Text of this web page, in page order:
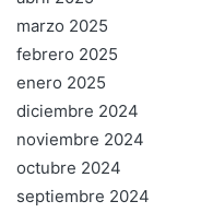
marzo 2025
febrero 2025
enero 2025
diciembre 2024
noviembre 2024
octubre 2024
septiembre 2024